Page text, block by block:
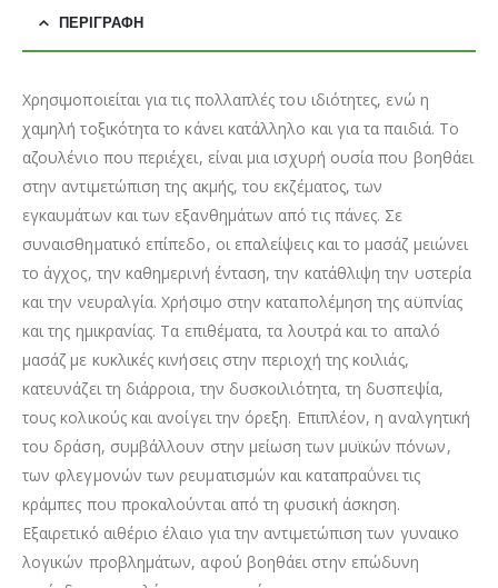
ΠΕΡΙΓΡΑΦΉ
Χρησιμοποιείται για τις πολλαπλές του ιδιότητες, ενώ η
χαμηλή τοξικότητα το κάνει κατάλληλο και για τα παιδιά. Το
αζουλένιο που περιέχει, είναι μια ισχυρή ουσία που βοηθάει
στην αντιμετώπιση της ακμής, του εκζέματος, των
εγκαυμάτων και των εξανθημάτων από τις πάνες. Σε
συναισθηματικό επίπεδο, οι επαλείψεις και το μασάζ μειώνει
το άγχος, την καθημερινή ένταση, την κατάθλιψη την υστερία
και την νευραλγία. Χρήσιμο στην καταπολέμηση της αϋπνίας
και της ημικρανίας. Τα επιθέματα, τα λουτρά και το απαλό
μασάζ με κυκλικές κινήσεις στην περιοχή της κοιλιάς,
κατευνάζει τη διάρροια, την δυσκοιλιότητα, τη δυσπεψία,
τους κολικούς και ανοίγει την όρεξη. Επιπλέον, η αναλγητική
του δράση, συμβάλλουν στην μείωση των μυϊκών πόνων,
των φλεγμονών των ρευματισμών και καταπραΰνει τις
κράμπες που προκαλούνται από τη φυσική άσκηση.
Εξαιρετικό αιθέριο έλαιο για την αντιμετώπιση των γυναικο
λογικών προβλημάτων, αφού βοηθάει στην επώδυνη